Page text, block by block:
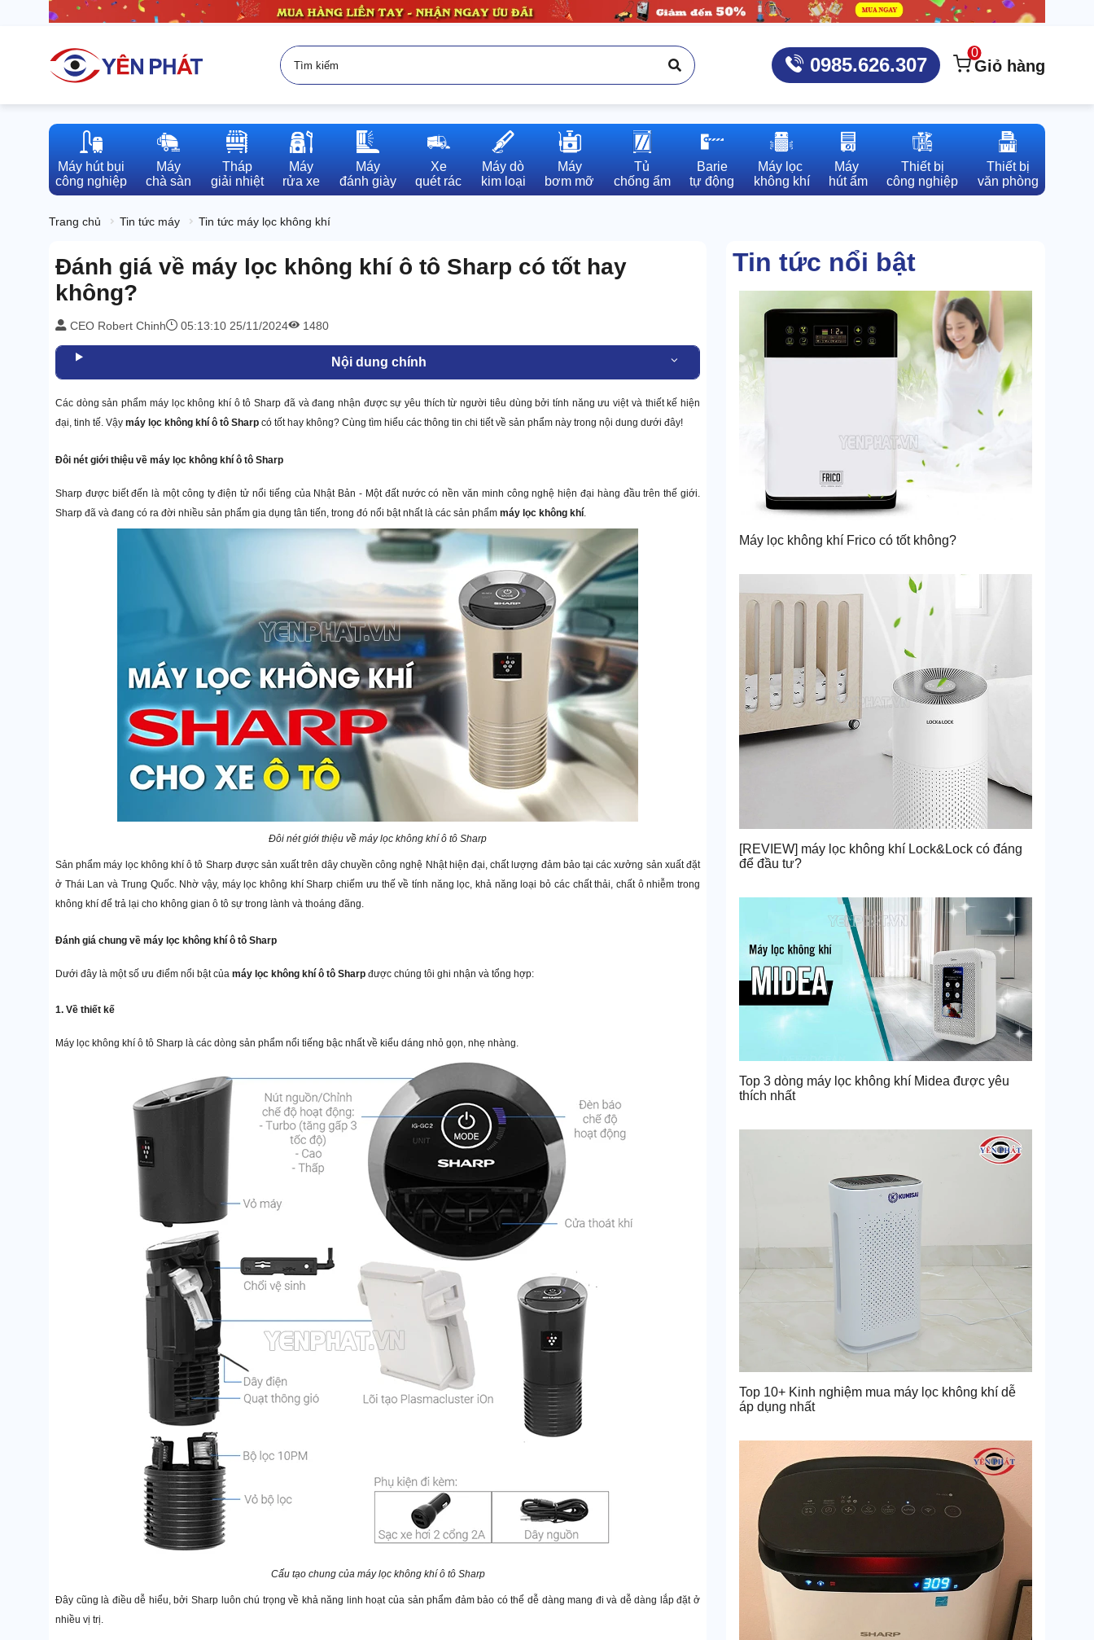
0985.626.307
0
Giỏ hàng
Máy hút bụi
công nghiệp
Máy
chà sàn
Tháp
giải nhiệt
Máy
rửa xe
Máy
đánh giày
Xe
quét rác
Máy dò
kim loại
Máy
bơm mỡ
Tủ
chống ẩm
Barie
tự động
Máy lọc
không khí
Máy
hút ẩm
Thiết bị
công nghiệp
Thiết bị
văn phòng
Trang chủ Tin tức máy Tin tức máy lọc không khí
Đánh giá về máy lọc không khí ô tô Sharp có tốt hay
không?
CEO Robert Chinh 05:13:10 25/11/2024 1480
Nội dung chính
Các dòng sản phẩm máy lọc không khí ô tô Sharp đã và đang nhận được sự yêu thích từ người tiêu dùng bởi tính năng ưu việt và thiết kế hiện
đại, tinh tế. Vậy máy lọc không khí ô tô Sharp có tốt hay không? Cùng tìm hiểu các thông tin chi tiết về sản phẩm này trong nội dung dưới đây!
Đôi nét giới thiệu về máy lọc không khí ô tô Sharp
Sharp được biết đến là một công ty điện tử nổi tiếng của Nhật Bản - Một đất nước có nền văn minh công nghệ hiện đại hàng đầu trên thế giới.
Sharp đã và đang có ra đời nhiều sản phẩm gia dụng tân tiến, trong đó nổi bật nhất là các sản phẩm máy lọc không khí
Đôi nét giới thiệu về máy lọc không khí ô tô Sharp
Sản phẩm máy lọc không khí ô tô Sharp được sản xuất trên dây chuyền công nghệ Nhật hiện đại, chất lượng đảm bảo tại các xưởng sản xuất đặt
ở Thái Lan và Trung Quốc. Nhờ vậy, máy lọc không khí Sharp chiếm ưu thế về tính năng lọc, khả năng loại bỏ các chất thải, chất ô nhiễm trong
không khí để trả lại cho không gian ô tô sự trong lành và thoáng đãng.
Đánh giá chung về máy lọc không khí ô tô Sharp
Dưới đây là một số ưu điểm nổi bật của máy lọc không khí ô tô Sharp được chúng tôi ghi nhận và tổng hợp:
1. Về thiết kế
Máy lọc không khí ô tô Sharp là các dòng sản phẩm nổi tiếng bậc nhất về kiểu dáng nhỏ gọn, nhẹ nhàng.
Cấu tạo chung của máy lọc không khí ô tô Sharp
Đây cũng là điều dễ hiểu, bởi Sharp luôn chú trọng về khả năng linh hoạt của sản phẩm đảm bảo có thể dễ dàng mang đi và dễ dàng lắp đặt ở
nhiều vị trị.
Tin tức nổi bật
Máy lọc không khí Frico có tốt không?
[REVIEW] máy lọc không khí Lock&Lock có đáng
để đầu tư?
Top 3 dòng máy lọc không khí Midea được yêu
thích nhất
Top 10+ Kinh nghiệm mua máy lọc không khí dễ
áp dụng nhất